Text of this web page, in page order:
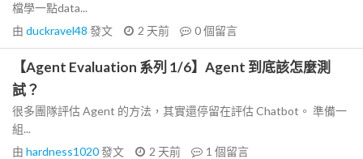
檔學一點data...
由 duckravel48 發文 2 天前 0個留言
【Agent Evaluation 系列 1/6】Agent 到底該怎麼測
試？
很多團隊評估 Agent 的方法，其實還停留在評估 Chatbot。 準備一
組...
由 hardness1020發文 2 天前 1 個留言